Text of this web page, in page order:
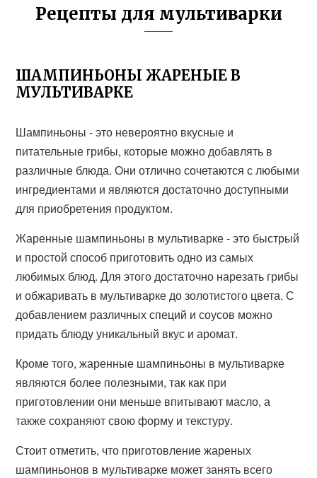
Рецепты для мультиварки
ШАМПИНЬОНЫ ЖАРЕНЫЕ В
МУЛЬТИВАРКЕ
Шампиньоны - это невероятно вкусные и
питательные грибы, которые можно добавлять в
различные блюда. Они отлично сочетаются с любыми
ингредиентами и являются достаточно доступными
для приобретения продуктом.
Жаренные шампиньоны в мультиварке - это быстрый
и простой способ приготовить одно из самых
любимых блюд. Для этого достаточно нарезать грибы
и обжаривать в мультиварке до золотистого цвета. С
добавлением различных специй и соусов можно
придать блюду уникальный вкус и аромат.
Кроме того, жаренные шампиньоны в мультиварке
являются более полезными, так как при
приготовлении они меньше впитывают масло, а
также сохраняют свою форму и текстуру.
Стоит отметить, что приготовление жареных
шампиньонов в мультиварке может занять всего